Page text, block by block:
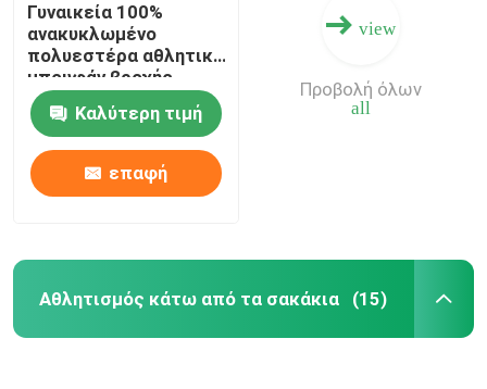
Προϊόντα
Γυναικεία 100%
ανακυκλωμένο
πολυεστέρα αθλητικό
μπουφάν βροχής
αντηλιακό
Καλύτερη τιμή
επαφή
view
all
Προβολή όλων
Αθλητισμός κάτω από τα σακάκια (15)